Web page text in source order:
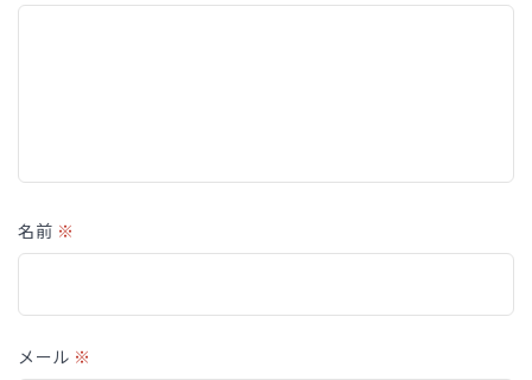
名前 ※
メール ※